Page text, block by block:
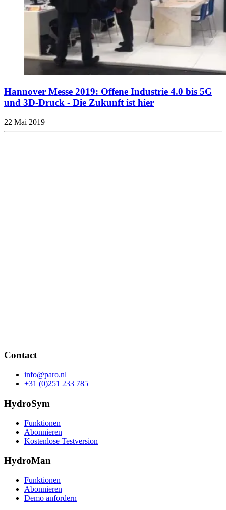
Hannover Messe 2019: Offene Industrie 4.0 bis 5G
und 3D-Druck - Die Zukunft ist hier
22 Mai 2019
Contact
info@paro.nl
+31 (0)251 233 785
HydroSym
Funktionen
Abonnieren
Kostenlose Testversion
HydroMan
Funktionen
Abonnieren
Demo anfordern